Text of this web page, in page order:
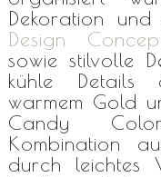
Dekoration
Design
sowie stilvolle
kühle Details
warmem Gold
Candy
Kombination
durch leichtes